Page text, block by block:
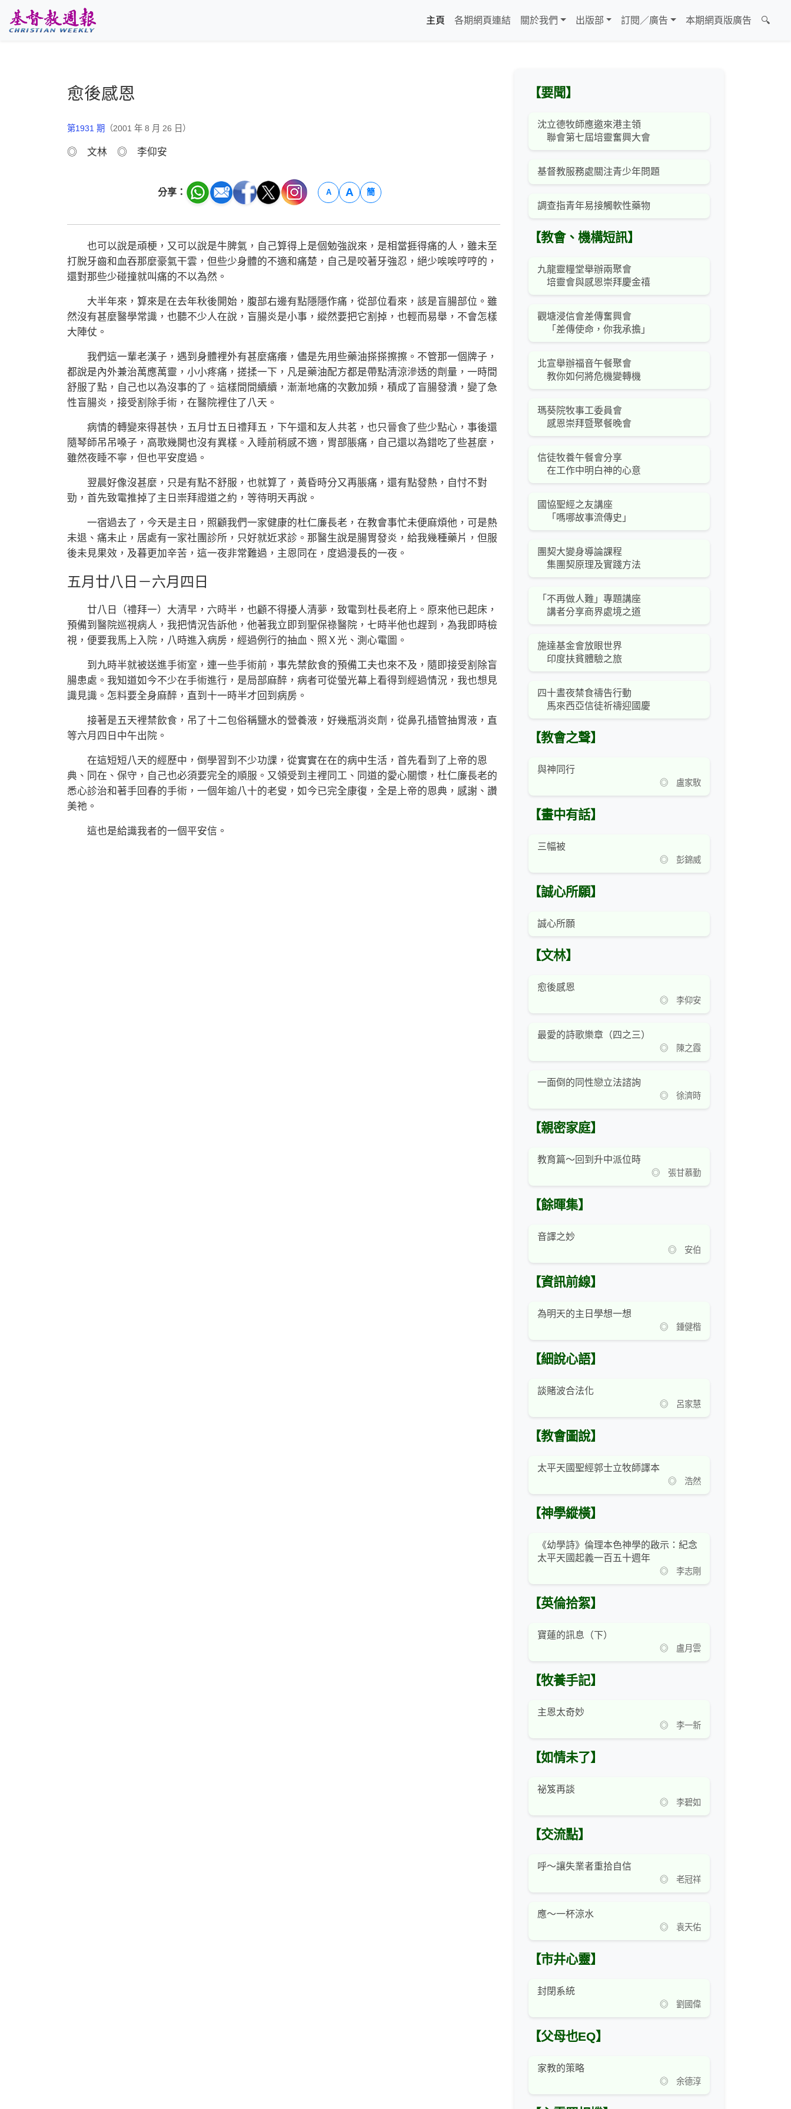
主頁
各期網頁連結 關於我們 出版部 訂閱／廣告 本期網頁版廣告 🔍
愈後感恩
第1931 期 （2001 年 8 月 26 日）
◎ 文林 ◎ 李仰安
分享： A A 簡
也可以說是頑梗，又可以說是牛脾氣，自己算得上是個勉強說來，是相當捱得痛的人，雖未至
打脫牙齒和血吞那麼豪氣干雲，但些少身體的不適和痛楚，自己是咬著牙強忍，絕少唉唉哼哼的，
還對那些少碰撞就叫痛的不以為然。
大半年來，算來是在去年秋後開始，腹部右邊有點隱隱作痛，從部位看來，該是盲腸部位。雖
然沒有甚麼醫學常識，也聽不少人在說，盲腸炎是小事，縱然要把它割掉，也輕而易舉，不會怎樣
大陣仗。
我們這一輩老漢子，遇到身體裡外有甚麼痛癢，儘是先用些藥油搽搽擦擦。不管那一個牌子，
都說是內外兼治萬應萬靈，小小疼痛，搓揉一下，凡是藥油配方都是帶點清涼滲透的劑量，一時間
舒服了點，自己也以為沒事的了。這樣間間續續，漸漸地痛的次數加頻，積成了盲腸發潰，變了急
性盲腸炎，接受割除手術，在醫院裡住了八天。
病情的轉變來得甚快，五月廿五日禮拜五，下午還和友人共茗，也只晉食了些少點心，事後還
隨琴師吊吊嗓子，高歌幾闋也沒有異樣。入睡前稍感不適，胃部脹痛，自己還以為錯吃了些甚麼，
雖然夜睡不寧，但也平安度過。
翌晨好像沒甚麼，只是有點不舒服，也就算了，黃昏時分又再脹痛，還有點發熱，自忖不對
勁，首先致電推掉了主日崇拜證道之約，等待明天再說。
一宿過去了，今天是主日，照顧我們一家健康的杜仁廉長老，在教會事忙未便麻煩他，可是熱
未退、痛未止，居處有一家社團診所，只好就近求診。那醫生說是腸胃發炎，給我幾種藥片，但服
後未見果效，及暮更加辛苦，這一夜非常難過，主恩同在，度過漫長的一夜。
五月廿八日－六月四日
廿八日（禮拜一）大清早，六時半，也顧不得擾人清夢，致電到杜長老府上。原來他已起床，
預備到醫院巡視病人，我把情況告訴他，他著我立即到聖保祿醫院，七時半他也趕到，為我即時檢
視，便要我馬上入院，八時進入病房，經過例行的抽血、照Ｘ光、測心電圖。
到九時半就被送進手術室，連一些手術前，事先禁飲食的預備工夫也來不及，隨即接受割除盲
腸患處。我知道如今不少在手術進行，是局部麻醉，病者可從螢光幕上看得到經過情況，我也想見
識見識。怎料要全身麻醉，直到十一時半才回到病房。
接著是五天裡禁飲食，吊了十二包俗稱鹽水的營養液，好幾瓶消炎劑，從鼻孔插管抽胃液，直
等六月四日中午出院。
在這短短八天的經歷中，倒學習到不少功課，從實實在在的病中生活，首先看到了上帝的恩
典、同在、保守，自己也必須要完全的順服。又領受到主裡同工、同道的愛心關懷，杜仁廉長老的
悉心診治和著手回春的手術，一個年逾八十的老叟，如今已完全康復，全是上帝的恩典，感謝、讚
美祂。
這也是給識我者的一個平安信。
【要聞】
沈立德牧師應邀來港主領
聯會第七屆培靈奮興大會
基督教服務處關注青少年問題
調查指青年易接觸軟性藥物
【教會、機構短訊】
九龍靈糧堂舉辦兩聚會
培靈會與感恩崇拜慶金禧
觀塘浸信會差傳奮興會
「差傳使命，你我承擔」
北宣舉辦福音午餐聚會
教你如何將危機變轉機
瑪葵院牧事工委員會
感恩崇拜暨聚餐晚會
信徒牧養午餐會分享
在工作中明白神的心意
國協聖經之友講座
「嗎哪故事流傳史」
團契大變身導論課程
集團契原理及實踐方法
「不再做人難」專題講座
講者分享商界處境之道
施達基金會放眼世界
印度扶貧體驗之旅
四十晝夜禁食禱告行動
馬來西亞信徒祈禱迎國慶
【教會之聲】
與神同行
◎ 盧家駇
【畫中有話】
三幅被
◎ 彭錦威
【誠心所願】
誠心所願
【文林】
愈後感恩
◎ 李仰安
最愛的詩歌樂章（四之三）
◎ 陳之霞
一面倒的同性戀立法諮詢
◎ 徐濟時
【親密家庭】
教育篇～回到升中派位時
◎ 張甘慕勤
【餘暉集】
音譯之妙
◎ 安伯
【資訊前線】
為明天的主日學想一想
◎ 鍾健楷
【細說心語】
談賭波合法化
◎ 呂家慧
【教會圖說】
太平天國聖經郭士立牧師譯本
◎ 浩然
【神學縱橫】
《幼學詩》倫理本色神學的啟示：紀念
太平天國起義一百五十週年
◎ 李志剛
【英倫拾絮】
寶蓮的訊息（下）
◎ 盧月雲
【牧養手記】
主恩太奇妙
◎ 李一新
【如情未了】
祕笈再談
◎ 李碧如
【交流點】
呼～讓失業者重拾自信
◎ 老冠祥
應～一杯涼水
◎ 袁天佑
【市井心靈】
封閉系統
◎ 劉國偉
【父母也EQ】
家教的策略
◎ 余德淳